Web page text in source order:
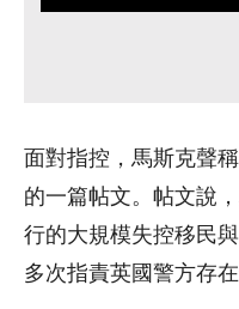
面對指控，馬斯克聲
的一篇帖文。帖文說
行的大規模失控移民
多次指責英國警方存